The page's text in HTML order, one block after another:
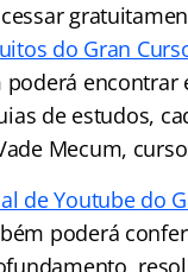
do Gran
poderá encontrar
de estudos,
Mecum,
de Youtube do
poderá